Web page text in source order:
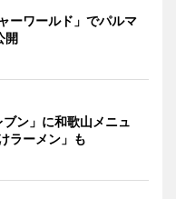
ーワールド」でパルマ
開
ン」に和歌山メニュ
ラーメン」も